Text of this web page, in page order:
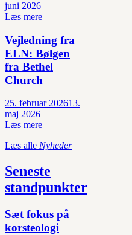
juni 2026
Læs mere
Vejledning fra
ELN: Bølgen
fra Bethel
Church
25. februar 202613.
maj 2026
Læs mere
Læs alle Nyheder
Seneste
standpunkter
Sæt fokus på
korsteologi